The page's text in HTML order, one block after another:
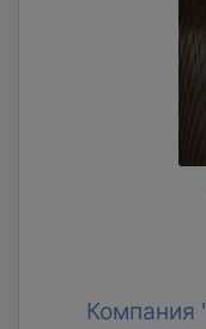
Компания